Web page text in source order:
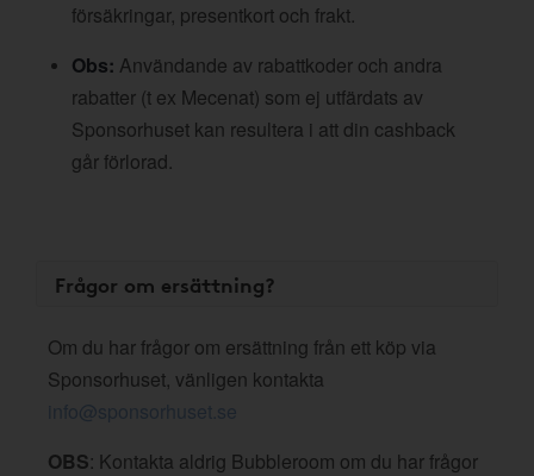
försäkringar, presentkort och frakt.
Obs: Användande av rabattkoder och andra
rabatter (t ex Mecenat) som ej utfärdats av
Sponsorhuset kan resultera i att din cashback
går förlorad.
Frågor om ersättning?
Om du har frågor om ersättning från ett köp via
Sponsorhuset, vänligen kontakta
info@sponsorhuset.se
OBS: Kontakta aldrig Bubbleroom om du har frågor